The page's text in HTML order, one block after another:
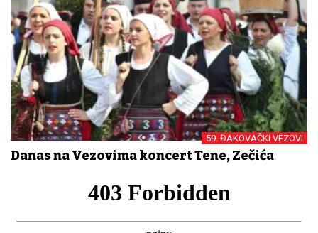
59. ĐAKOVAČKI VEZOVI
Danas na Vezovima koncert Tene, Zečića